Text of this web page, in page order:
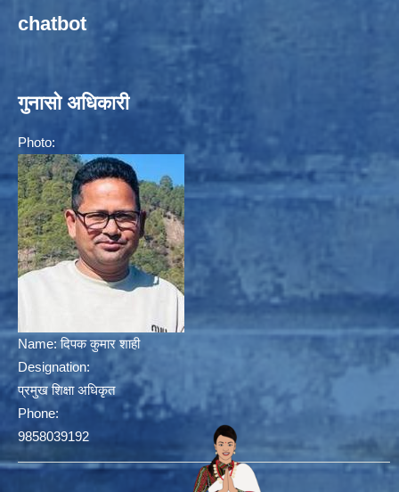
chatbot
गुनासो अधिकारी
Photo:
Name:दिपक कुमार शाही
Designation:
प्रमुख शिक्षा अधिकृत
Phone:
9858039192